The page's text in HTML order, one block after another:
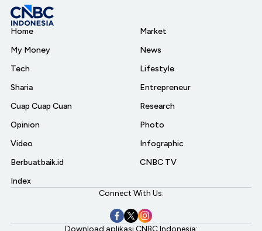
Home
My Money
Tech
Sharia
Cuap Cuap Cuan
Opinion
Video
Berbuatbaik.id
Index
Market
News
Lifestyle
Entrepreneur
Research
Photo
Infographic
CNBC TV
Connect With Us: